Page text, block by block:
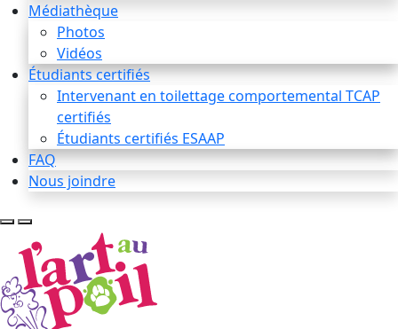
Médiathèque
Photos
Vidéos
Étudiants certifiés
Intervenant en toilettage comportemental TCAP
certifiés
Étudiants certifiés ESAAP
FAQ
Nous joindre